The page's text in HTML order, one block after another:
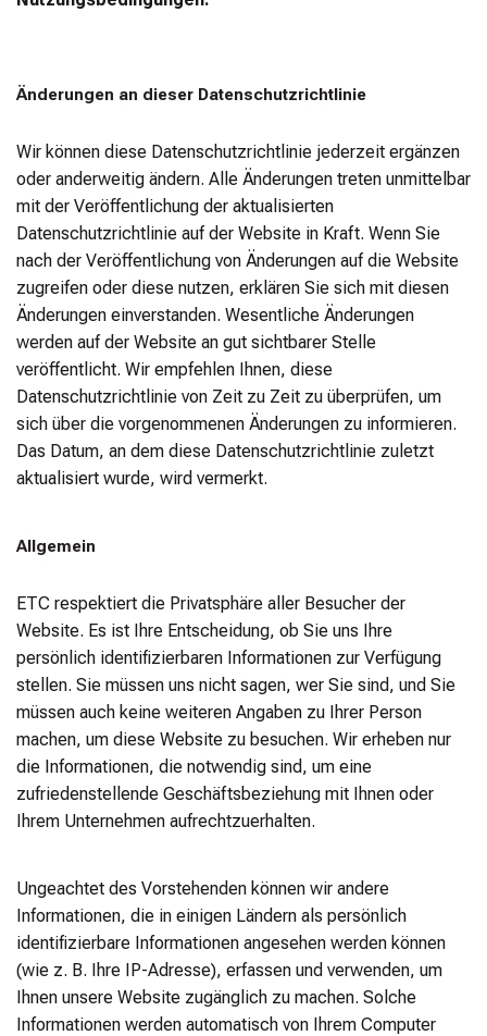
Änderungen an dieser Datenschutzrichtlinie
Wir können diese Datenschutzrichtlinie jederzeit ergänzen
oder anderweitig ändern. Alle Änderungen treten unmittelbar
mit der Veröffentlichung der aktualisierten
Datenschutzrichtlinie auf der Website in Kraft. Wenn Sie
nach der Veröffentlichung von Änderungen auf die Website
zugreifen oder diese nutzen, erklären Sie sich mit diesen
Änderungen einverstanden. Wesentliche Änderungen
werden auf der Website an gut sichtbarer Stelle
veröffentlicht. Wir empfehlen Ihnen, diese
Datenschutzrichtlinie von Zeit zu Zeit zu überprüfen, um
sich über die vorgenommenen Änderungen zu informieren.
Das Datum, an dem diese Datenschutzrichtlinie zuletzt
aktualisiert wurde, wird vermerkt.
Allgemein
ETC respektiert die Privatsphäre aller Besucher der
Website. Es ist Ihre Entscheidung, ob Sie uns Ihre
persönlich identifizierbaren Informationen zur Verfügung
stellen. Sie müssen uns nicht sagen, wer Sie sind, und Sie
müssen auch keine weiteren Angaben zu Ihrer Person
machen, um diese Website zu besuchen. Wir erheben nur
die Informationen, die notwendig sind, um eine
zufriedenstellende Geschäftsbeziehung mit Ihnen oder
Ihrem Unternehmen aufrechtzuerhalten.
Ungeachtet des Vorstehenden können wir andere
Informationen, die in einigen Ländern als persönlich
identifizierbare Informationen angesehen werden können
(wie z. B. Ihre IP-Adresse), erfassen und verwenden, um
Ihnen unsere Website zugänglich zu machen. Solche
Informationen werden automatisch von Ihrem Computer